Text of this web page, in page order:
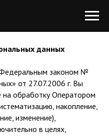
данных
законом №
от 27.07.2006 г. Вы
на обработку Оператором
накопление,
изменение),
в целях,